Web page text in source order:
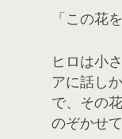
「この花
ヒロは小
アに話し
で、その
のぞかせて